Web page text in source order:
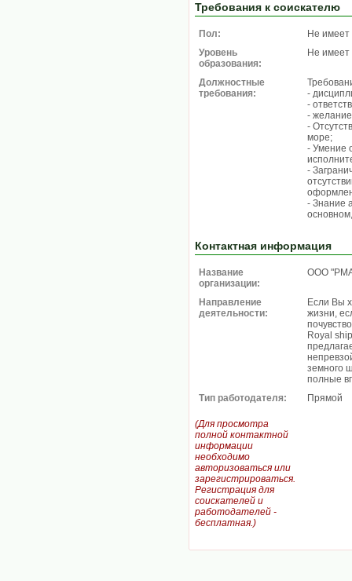
Требования к соискателю
Пол:
Не имеет
Уровень
образования:
Не имеет
Должностные
требования:
-
-
-
-
море;
- Умение
-
- Знание
Контактная информация
Название
организации:
ООО
Направление
деятельности:
Если Вы
жизни,
Royal
земного
полные
Тип работодателя:
Прямой
(Для просмотра
полной контактной
информации
необходимо
авторизоваться или
зарегистрироваться.
Регистрация для
соискателей и
работодателей -
бесплатная.)